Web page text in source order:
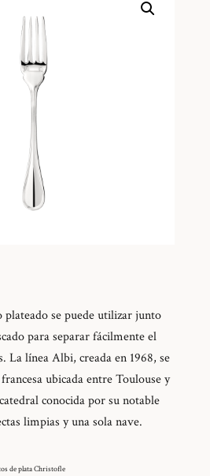
plateado se puede utilizar junto
para separar fácilmente el
La línea Albi, creada en 1968, se
ubicada entre Toulouse y
conocida por su notable
limpias y una sola nave.
de plata Christofle